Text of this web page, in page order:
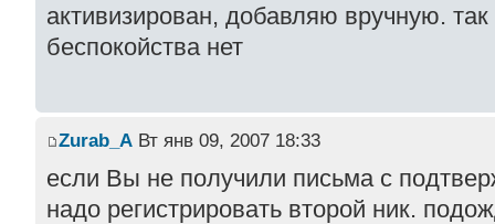
активизирован, добавляю вручную.
беспокойства нет
Zurab_A Вт янв 09, 2007 18:33
если Вы не получили письма с
надо регистрировать второй ник.